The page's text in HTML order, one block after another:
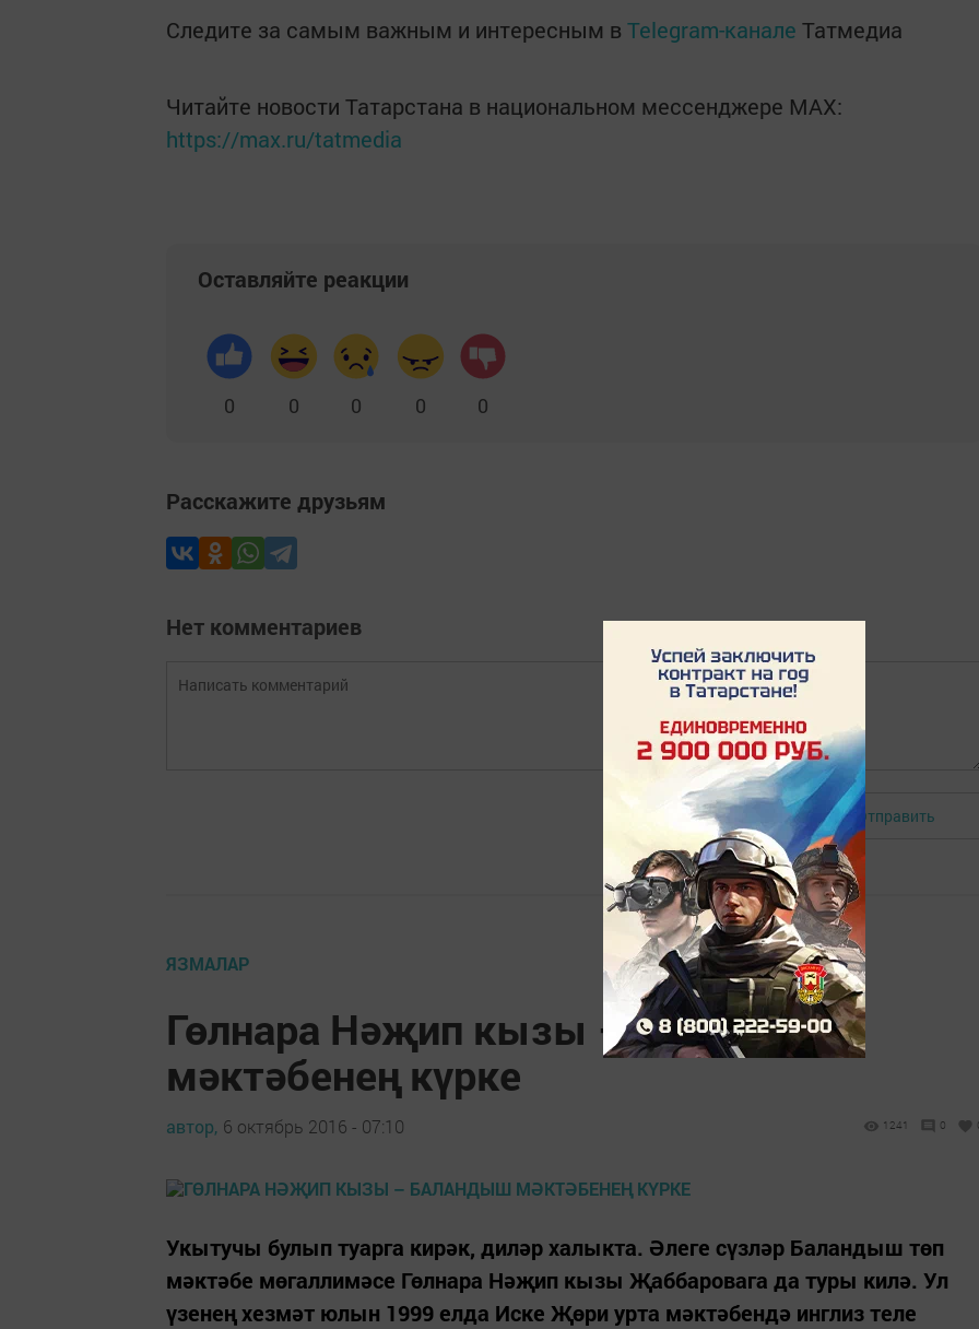
Следите за самым важным и интересным в Telegram-канале Татмедиа
Читайте новости Татарстана в национальном мессенджере MАХ:
https://max.ru/tatmedia
Оставляйте реакции
0 0 0 0 0
Расскажите друзьям
Нет комментариев
Авторизоваться Отправить
ЯЗМАЛАР
Гөлнара Нәҗип кызы – Баландыш
мәктәбенең күрке
автор, 6 октябрь 2016 - 07:10 1241 0
Укытучы булып туарга кирәк, диләр халыкта. Әлеге сүзләр Баландыш төп
мәктәбе мөгаллимәсе Гөлнара Нәҗип кызы Җаббаровага да туры килә. Ул
үзенең хезмәт юлын 1999 елда Иске Җөри урта мәктәбендә инглиз теле